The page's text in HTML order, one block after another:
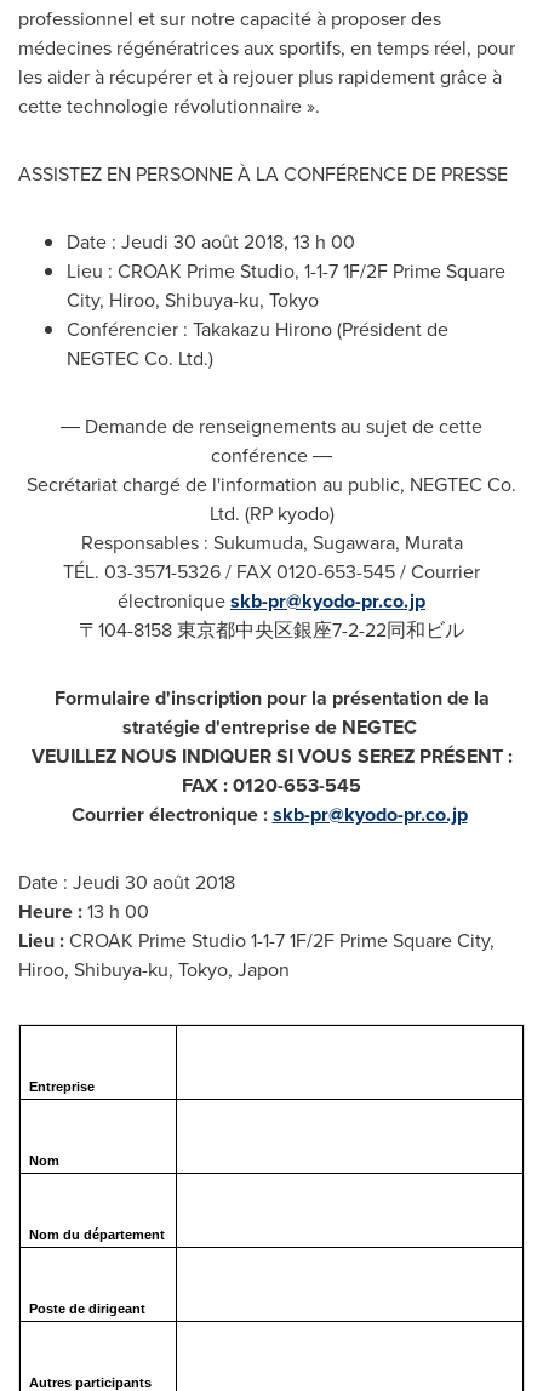
professionnel et sur notre capacité à proposer des
médecines régénératrices aux sportifs, en temps réel, pour
les aider à récupérer et à rejouer plus rapidement grâce à
cette technologie révolutionnaire ».
ASSISTEZ EN PERSONNE À LA CONFÉRENCE DE PRESSE
Date : Jeudi 30 août 2018, 13 h 00
Lieu : CROAK Prime Studio, 1-1-7 1F/2F Prime Square
City, Hiroo, Shibuya-ku, Tokyo
Conférencier : Takakazu Hirono(Président de
NEGTEC Co. Ltd.)
― Demande de renseignements au sujet de cette
conférence ―
Secrétariat chargé de l'information au public, NEGTEC Co.
Ltd. (RP kyodo)
Responsables : Sukumuda, Sugawara, Murata
TÉL. 03-3571-5326 / FAX 0120-653-545 / Courrier
électroniqueskb-pr@kyodo-pr.co.jp
〒104-8158 東京都中央区銀座7-2-22同和ビル
Formulaire d'inscription pour la présentation de la
stratégie d'entreprise de NEGTEC
VEUILLEZ NOUS INDIQUER SI VOUS SEREZ PRÉSENT :
FAX : 0120-653-545
Courrier électronique :skb-pr@kyodo-pr.co.jp
Date : Jeudi 30 août 2018
Heure :13 h 00
Lieu :CROAK Prime Studio 1-1-7 1F/2F Prime Square City,
Hiroo, Shibuya-ku, Tokyo, Japon
Entreprise
Nom
Nom du département
Poste de dirigeant
Autres participants